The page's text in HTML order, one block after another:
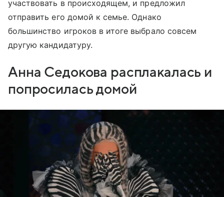
участвовать в происходящем, и предложил
отправить его домой к семье. Однако
большинство игроков в итоге выбрало совсем
другую кандидатуру.
Анна Седокова расплакалась и
попросилась домой